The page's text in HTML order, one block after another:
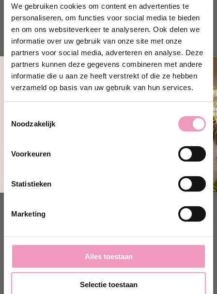
We gebruiken cookies om content en advertenties te
personaliseren, om functies voor social media te bieden
en om ons websiteverkeer te analyseren. Ook delen we
informatie over uw gebruik van onze site met onze
partners voor social media, adverteren en analyse. Deze
partners kunnen deze gegevens combineren met andere
informatie die u aan ze heeft verstrekt of die ze hebben
verzameld op basis van uw gebruik van hun services.
Noodzakelijk
Voorkeuren
Statistieken
Marketing
Alles toestaan
Selectie toestaan
resten met een zachte doek voordat het zadel gebruikt
wordt.
Productspecificaties
Deze vind je vast ook lekker!
Ontvang 10% korting!
jouw@e-mailadres.com
Ja, ik wil 10% korting!